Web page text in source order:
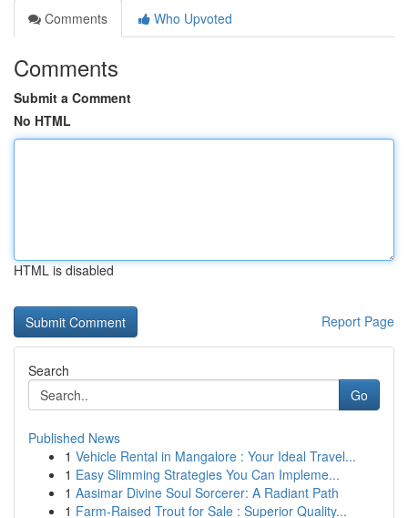
Comments
Who Upvoted
Comments
Submit a Comment
No HTML
HTML is disabled
Report Page
Search
Go
Published News
1 Vehicle Rental in Mangalore : Your Ideal Travel...
1 Easy Slimming Strategies You Can Impleme...
1 Aasimar Divine Soul Sorcerer: A Radiant Path
1 Farm-Raised Trout for Sale : Superior Quality...